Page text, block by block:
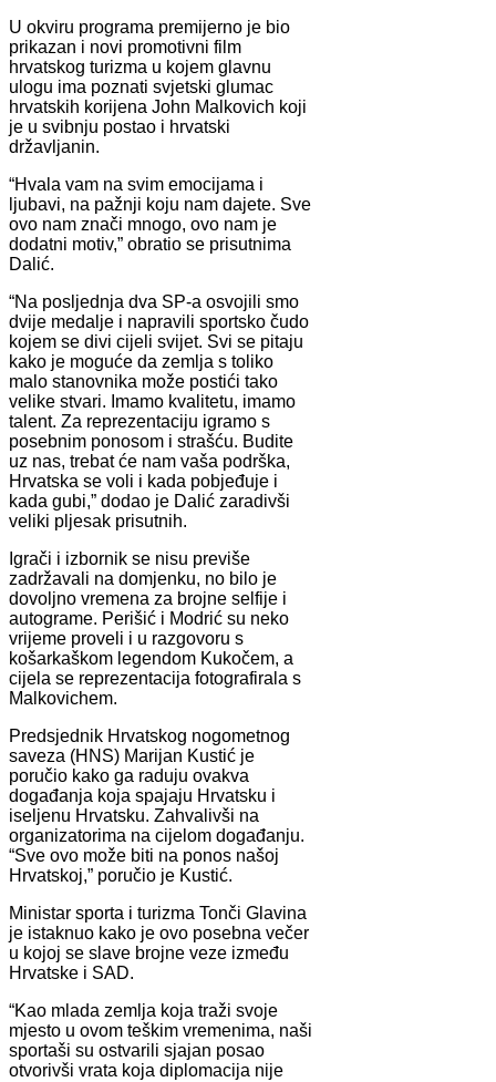
U okviru programa premijerno je bio
prikazan i novi promotivni film
hrvatskog turizma u kojem glavnu
ulogu ima poznati svjetski glumac
hrvatskih korijena John Malkovich koji
je u svibnju postao i hrvatski
državljanin.
“Hvala vam na svim emocijama i
ljubavi, na pažnji koju nam dajete. Sve
ovo nam znači mnogo, ovo nam je
dodatni motiv,” obratio se prisutnima
Dalić.
“Na posljednja dva SP-a osvojili smo
dvije medalje i napravili sportsko čudo
kojem se divi cijeli svijet. Svi se pitaju
kako je moguće da zemlja s toliko
malo stanovnika može postići tako
velike stvari. Imamo kvalitetu, imamo
talent. Za reprezentaciju igramo s
posebnim ponosom i strašću. Budite
uz nas, trebat će nam vaša podrška,
Hrvatska se voli i kada pobjeđuje i
kada gubi,” dodao je Dalić zaradivši
veliki pljesak prisutnih.
Igrači i izbornik se nisu previše
zadržavali na domjenku, no bilo je
dovoljno vremena za brojne selfije i
autograme. Perišić i Modrić su neko
vrijeme proveli i u razgovoru s
košarkaškom legendom Kukočem, a
cijela se reprezentacija fotografirala s
Malkovichem.
Predsjednik Hrvatskog nogometnog
saveza (HNS) Marijan Kustić je
poručio kako ga raduju ovakva
događanja koja spajaju Hrvatsku i
iseljenu Hrvatsku. Zahvalivši na
organizatorima na cijelom događanju.
“Sve ovo može biti na ponos našoj
Hrvatskoj,” poručio je Kustić.
Ministar sporta i turizma Tonči Glavina
je istaknuo kako je ovo posebna večer
u kojoj se slave brojne veze između
Hrvatske i SAD.
“Kao mlada zemlja koja traži svoje
mjesto u ovom teškim vremenima, naši
sportaši su ostvarili sjajan posao
otvorivši vrata koja diplomacija nije